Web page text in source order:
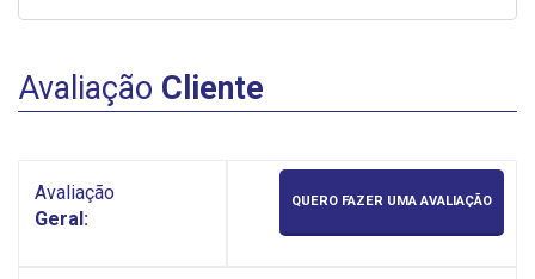
Avaliação Cliente
Avaliação
Geral:
QUERO FAZER UMA AVALIAÇÃO